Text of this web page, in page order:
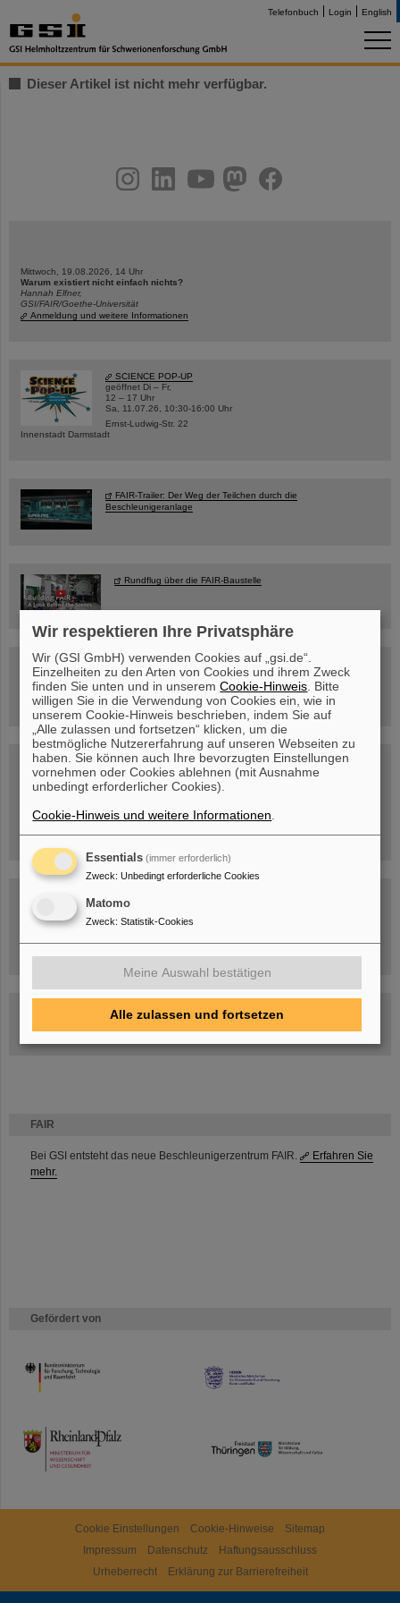
Telefonbuch Login English
FAIR
Bei GSI entsteht das neue Beschleunigerzentrum FAIR.
Erfahren Sie
mehr.
Gefördert von
HMWK
TMWWDG
Dieser Artikel ist nicht mehr verfügbar.
youtubehelmholtz.socialfacebook
Mittwoch, 19.08.2026, 14 Uhr
Warum existiert nicht einfach nichts?
Hannah Elfner,
GSI/FAIR/Goethe-Universität
Anmeldung und weitere Informationen
SCIENCE POP-UP
geöffnet Di – Fr,
12 – 17 Uhr
Sa, 11.07.26, 10:30-16:00 Uhr
Ernst-Ludwig-Str. 22
Innenstadt Darmstadt
FAIR-Trailer: Der Weg der Teilchen durch die
Beschleunigeranlage
Rundflug über die FAIR-Baustelle
Besichtigung von GSI/FAIR –
jetzt Termin buchen!
Blog Beam On
Menschen ...hinter GSI und FAIR.
GSI-FAIR Kolloquium
Cookie Einstellungen Cookie-Hinweise
Sitemap
Impressum
Datenschutz
Haftungsausschluss
Urheberrecht
Erklärung zur Barrierefreiheit
Wir respektieren Ihre Privatsphäre
Wir (GSI GmbH) verwenden Cookies auf „gsi.de“.
Einzelheiten zu den Arten von Cookies und ihrem Zweck
finden Sie unten und in unseremCookie-Hinweis . Bitte
willigen Sie in die Verwendung von Cookies ein, wie in
unserem Cookie-Hinweis beschrieben, indem Sie auf
„Alle zulassen und fortsetzen“ klicken, um die
bestmögliche Nutzererfahrung auf unseren Webseiten zu
haben. Sie können auch Ihre bevorzugten Einstellungen
vornehmen oder Cookies ablehnen (mit Ausnahme
unbedingt erforderlicher Cookies).
Cookie-Hinweis und weitere Informationen
Essentials (immer erforderlich)
Zweck: Unbedingt erforderliche Cookies
Matomo
Zweck: Statistik-Cookies
Meine Auswahl bestätigen
Alle zulassen und fortsetzen